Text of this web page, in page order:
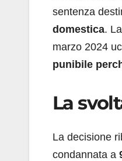
sentenza
domestica.
marzo 2024
punibile
La
La decisione
condannata a